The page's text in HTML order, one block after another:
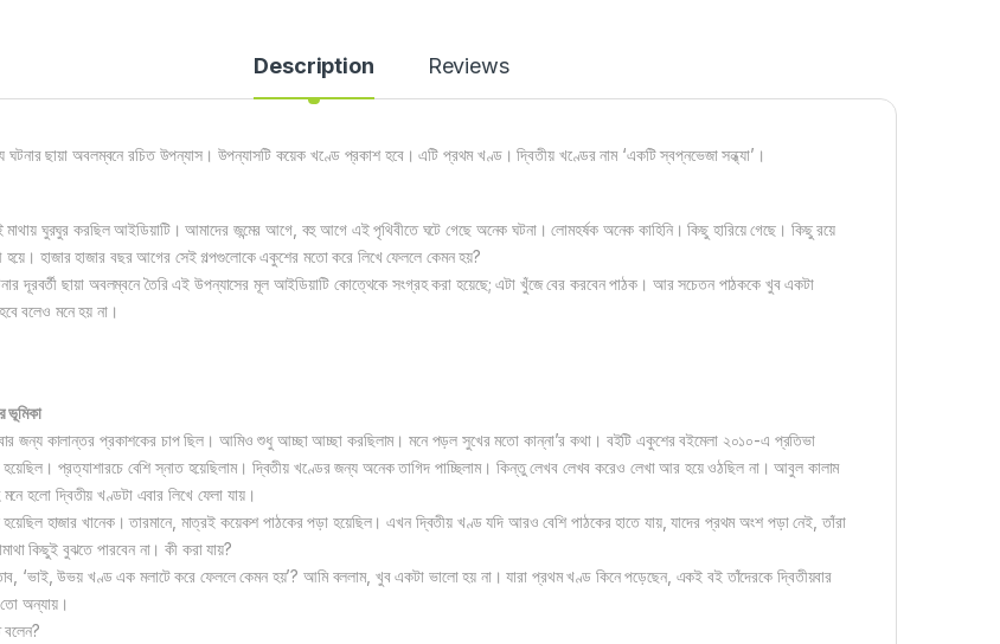
Description Reviews
ঘটনার ছায়া অবলম্বনে রচিত উপন্যাস। উপন্যাসটি কয়েক খণ্ডে প্রকাশ হবে। এটি প্রথম খণ্ড। দ্বিতীয় খণ্ডের নাম ‘একটি স্বপ্নভেজা সন্ধ্যা’।
মাথায় ঘুরঘুর করছিল আইডিয়াটি। আমাদের জন্মের আগে, বহু আগে এই পৃথিবীতে ঘটে গেছে অনেক ঘটনা। লোমহর্ষক অনেক কাহিনি। কিছু হারিয়ে গেছে। কিছু রয়ে
হয়ে। হাজার হাজার বছর আগের সেই গল্পগুলোকে একুশের মতো করে লিখে ফেললে কেমন হয়?
দূরবর্তী ছায়া অবলম্বনে তৈরি এই উপন্যাসের মূল আইডিয়াটি কোত্থেকে সংগ্রহ করা হয়েছে; এটা খুঁজে বের করবেন পাঠক। আর সচেতন পাঠককে খুব একটা
বলেও মনে হয় না।
ভূমিকা
জন্য কালান্তর প্রকাশকের চাপ ছিল। আমিও শুধু আচ্ছা আচ্ছা করছিলাম। মনে পড়ল সুখের মতো কান্না’র কথা। বইটি একুশের বইমেলা ২০১০-এ প্রতিভা
প্রত্যাশারচে বেশি স্নাত হয়েছিলাম। দ্বিতীয় খণ্ডের জন্য অনেক তাগিদ পাচ্ছিলাম। কিন্তু লেখব লেখব করেও লেখা আর হয়ে ওঠছিল না। আবুল কালাম
হলো দ্বিতীয় খণ্ডটা এবার লিখে ফেলা যায়।
হাজার খানেক। তারমানে, মাত্রই কয়েকশ পাঠকের পড়া হয়েছিল। এখন দ্বিতীয় খণ্ড যদি আরও বেশি পাঠকের হাতে যায়, যাদের প্রথম অংশ পড়া নেই, তাঁরা
কিছুই বুঝতে পারবেন না। কী করা যায়?
‘ভাই, উভয় খণ্ড এক মলাটে করে ফেললে কেমন হয়’? আমি বললাম, খুব একটা ভালো হয় না। যারা প্রথম খণ্ড কিনে পড়েছেন, একই বই তাঁদেরকে দ্বিতীয়বার
তো অন্যায়।